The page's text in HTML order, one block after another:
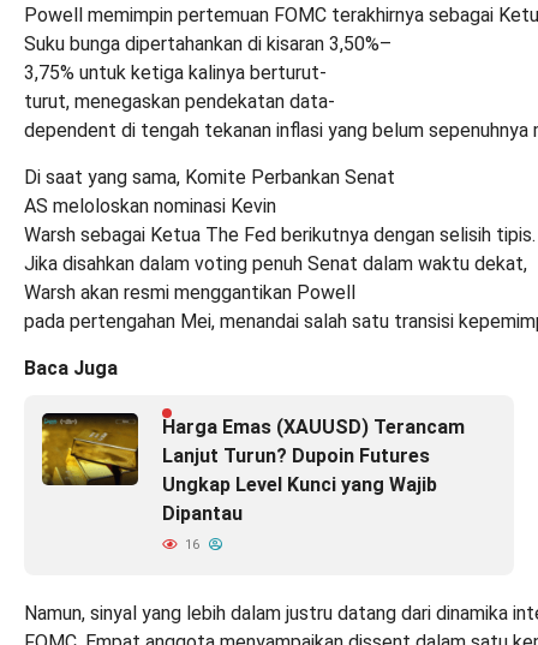
Powell memimpin pertemuan FOMC terakhirnya sebagai
Suku bunga dipertahankan di kisaran 3,50%–
3,75% untuk ketiga kalinya berturut-
turut, menegaskan pendekatan data-
dependent di tengah tekanan inflasi yang belum sepenuhnya
Di saat yang sama, Komite Perbankan Senat
AS meloloskan nominasi Kevin
Warsh sebagai Ketua The Fed berikutnya dengan selisih tipis.
Jika disahkan dalam voting penuh Senat dalam waktu dekat,
Warsh akan resmi menggantikan Powell
pada pertengahan Mei, menandai salah satu transisi
Baca Juga
Harga Emas (XAUUSD) Terancam
Lanjut Turun? Dupoin Futures
Ungkap Level Kunci yang Wajib
Dipantau
16
Namun, sinyal yang lebih dalam justru datang dari dinamika